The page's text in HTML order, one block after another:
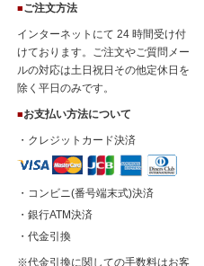
■ご注文方法
インターネットにて 24 時間受け付
けております。ご注文やご質問メー
ルの対応は土日祝日その他定休日を
除く平日のみです。
■お支払い方法について
・クレジットカード決済
・コンビニ(番号端末式)決済
・銀行ATM決済
・代金引換
※代金引換に関しての手数料はお客